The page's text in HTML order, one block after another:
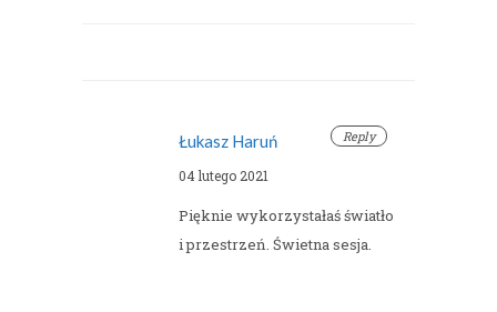
Reply
Łukasz Haruń
04 lutego 2021
Pięknie wykorzystałaś światło
i przestrzeń. Świetna sesja.